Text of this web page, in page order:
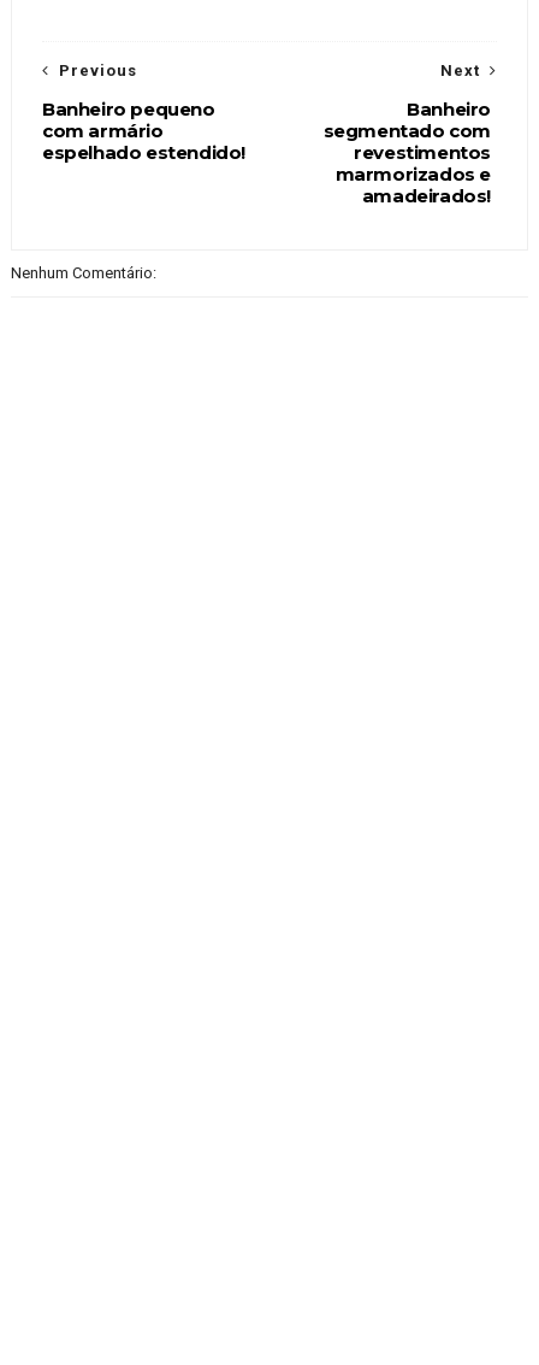
Next
Banheiro
segmentado com
revestimentos
marmorizados e
amadeirados!
Previous
Banheiro pequeno
com armário
espelhado estendido!
Nenhum Comentário: